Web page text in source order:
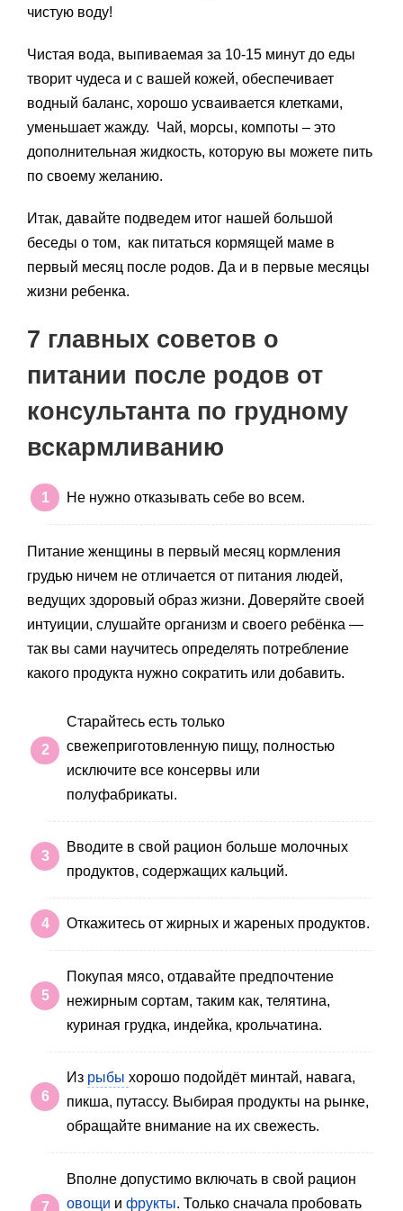
чистую воду!
Чистая вода, выпиваемая за 10-15 минут до еды
творит чудеса и с вашей кожей, обеспечивает
водный баланс, хорошо усваивается клетками,
уменьшает жажду. Чай, морсы, компоты – это
дополнительная жидкость, которую вы можете пить
по своему желанию.
Итак, давайте подведем итог нашей большой
беседы о том, как питаться кормящей маме в
первый месяц после родов. Да и в первые месяцы
жизни ребенка.
7 главных советов о
питании после родов от
консультанта по грудному
вскармливанию
Не нужно отказывать себе во всем.
Питание женщины в первый месяц кормления
грудью ничем не отличается от питания людей,
ведущих здоровый образ жизни. Доверяйте своей
интуиции, слушайте организм и своего ребёнка —
так вы сами научитесь определять потребление
какого продукта нужно сократить или добавить.
Старайтесь есть только
свежеприготовленную пищу, полностью
исключите все консервы или
полуфабрикаты.
Вводите в свой рацион больше молочных
продуктов, содержащих кальций.
Откажитесь от жирных и жареных продуктов.
Покупая мясо, отдавайте предпочтение
нежирным сортам, таким как, телятина,
куриная грудка, индейка, крольчатина.
Из рыбы хорошо подойдёт минтай, навага,
пикша, путассу. Выбирая продукты на рынке,
обращайте внимание на их свежесть.
Вполне допустимо включать в свой рацион
овощи и фрукты. Только сначала пробовать